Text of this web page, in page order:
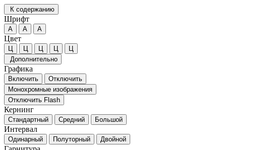
К содержанию
Шрифт
А А А
Цвет
Ц Ц Ц Ц
Ц
Дополнительно
Графика
Включить
Отключить
Монохромные изображения
Отключить Flash
Кернинг
Стандартный Средний Большой
Интервал
Одинарный Полуторный Двойной